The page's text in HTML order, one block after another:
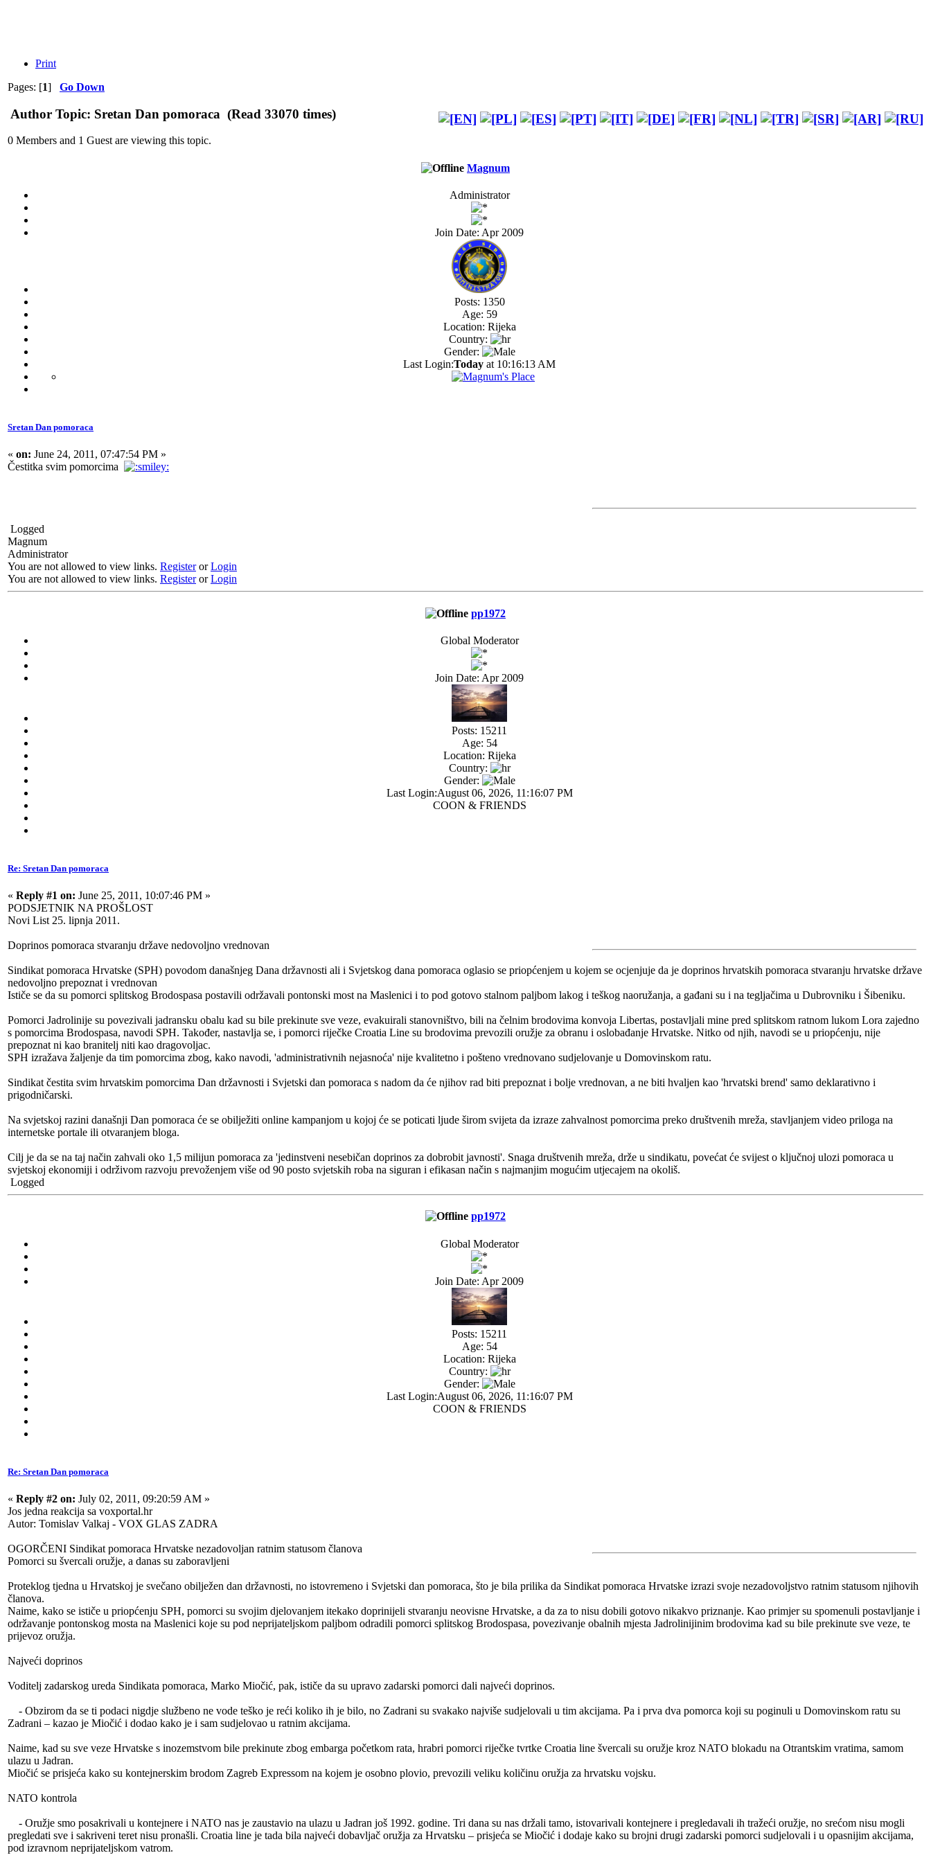
Print
Pages: [1] Go Down
Author Topic: Sretan Dan pomoraca (Read 33070 times)
0 Members and 1 Guest are viewing this topic.
Magnum
Administrator
Join Date: Apr 2009
Posts: 1350
Age: 59
Location: Rijeka
Country:
Gender:
Last Login:Today at 10:16:13 AM
Sretan Dan pomoraca
« on: June 24, 2011, 07:47:54 PM »
Čestitka svim pomorcima
Logged
Magnum
Administrator
You are not allowed to view links. RegisterorLogin
You are not allowed to view links. RegisterorLogin
pp1972
Global Moderator
Join Date: Apr 2009
Posts: 15211
Age: 54
Location: Rijeka
Country:
Gender:
Last Login:August 06, 2026, 11:16:07 PM
COON & FRIENDS
Re: Sretan Dan pomoraca
« Reply #1 on: June 25, 2011, 10:07:46 PM »
PODSJETNIK NA PROŠLOST
Novi List 25. lipnja 2011.
Doprinos pomoraca stvaranju države nedovoljno vrednovan
Sindikat pomoraca Hrvatske (SPH) povodom današnjeg Dana državnosti ali i Svjetskog dana pomoraca oglasio se priopćenjem u kojem se ocjenjuje da je doprinos hrvatskih pomoraca stvaranju hrvatske države
nedovoljno prepoznat i vrednovan
Ističe se da su pomorci splitskog Brodospasa postavili održavali pontonski most na Maslenici i to pod gotovo stalnom paljbom lakog i teškog naoružanja, a gađani su i na tegljačima u Dubrovniku i Šibeniku.
Pomorci Jadrolinije su povezivali jadransku obalu kad su bile prekinute sve veze, evakuirali stanovništvo, bili na čelnim brodovima konvoja Libertas, postavljali mine pred splitskom ratnom lukom Lora zajedno
s pomorcima Brodospasa, navodi SPH. Također, nastavlja se, i pomorci riječke Croatia Line su brodovima prevozili oružje za obranu i oslobađanje Hrvatske. Nitko od njih, navodi se u priopćenju, nije
prepoznat ni kao branitelj niti kao dragovoljac.
SPH izražava žaljenje da tim pomorcima zbog, kako navodi, 'administrativnih nejasnoća' nije kvalitetno i pošteno vrednovano sudjelovanje u Domovinskom ratu.
Sindikat čestita svim hrvatskim pomorcima Dan državnosti i Svjetski dan pomoraca s nadom da će njihov rad biti prepoznat i bolje vrednovan, a ne biti hvaljen kao 'hrvatski brend' samo deklarativno i
prigodničarski.
Na svjetskoj razini današnji Dan pomoraca će se obilježiti online kampanjom u kojoj će se poticati ljude širom svijeta da izraze zahvalnost pomorcima preko društvenih mreža, stavljanjem video priloga na
internetske portale ili otvaranjem bloga.
Cilj je da se na taj način zahvali oko 1,5 milijun pomoraca za 'jedinstveni nesebičan doprinos za dobrobit javnosti'. Snaga društvenih mreža, drže u sindikatu, povećat će svijest o ključnoj ulozi pomoraca u
svjetskoj ekonomiji i održivom razvoju prevoženjem više od 90 posto svjetskih roba na siguran i efikasan način s najmanjim mogućim utjecajem na okoliš.
Logged
pp1972
Global Moderator
Join Date: Apr 2009
Posts: 15211
Age: 54
Location: Rijeka
Country:
Gender:
Last Login:August 06, 2026, 11:16:07 PM
COON & FRIENDS
Re: Sretan Dan pomoraca
« Reply #2 on: July 02, 2011, 09:20:59 AM »
Jos jedna reakcija sa voxportal.hr
Autor: Tomislav Valkaj - VOX GLAS ZADRA
OGORČENI Sindikat pomoraca Hrvatske nezadovoljan ratnim statusom članova
Pomorci su švercali oružje, a danas su zaboravljeni
Proteklog tjedna u Hrvatskoj je svečano obilježen dan državnosti, no istovremeno i Svjetski dan pomoraca, što je bila prilika da Sindikat pomoraca Hrvatske izrazi svoje nezadovoljstvo ratnim statusom njihovih
članova.
Naime, kako se ističe u priopćenju SPH, pomorci su svojim djelovanjem itekako doprinijeli stvaranju neovisne Hrvatske, a da za to nisu dobili gotovo nikakvo priznanje. Kao primjer su spomenuli postavljanje i
održavanje pontonskog mosta na Maslenici koje su pod neprijateljskom paljbom odradili pomorci splitskog Brodospasa, povezivanje obalnih mjesta Jadrolinijinim brodovima kad su bile prekinute sve veze, te
prijevoz oružja.
Najveći doprinos
Voditelj zadarskog ureda Sindikata pomoraca, Marko Miočić, pak, ističe da su upravo zadarski pomorci dali najveći doprinos.
- Obzirom da se ti podaci nigdje službeno ne vode teško je reći koliko ih je bilo, no Zadrani su svakako najviše sudjelovali u tim akcijama. Pa i prva dva pomorca koji su poginuli u Domovinskom ratu su
Zadrani – kazao je Miočić i dodao kako je i sam sudjelovao u ratnim akcijama.
Naime, kad su sve veze Hrvatske s inozemstvom bile prekinute zbog embarga početkom rata, hrabri pomorci riječke tvrtke Croatia line švercali su oružje kroz NATO blokadu na Otrantskim vratima, samom
ulazu u Jadran.
Miočić se prisjeća kako su kontejnerskim brodom Zagreb Expressom na kojem je osobno plovio, prevozili veliku količinu oružja za hrvatsku vojsku.
NATO kontrola
- Oružje smo posakrivali u kontejnere i NATO nas je zaustavio na ulazu u Jadran još 1992. godine. Tri dana su nas držali tamo, istovarivali kontejnere i pregledavali ih tražeći oružje, no srećom nisu mogli
pregledati sve i sakriveni teret nisu pronašli. Croatia line je tada bila najveći dobavljač oružja za Hrvatsku – prisjeća se Miočić i dodaje kako su brojni drugi zadarski pomorci sudjelovali i u opasnijim akcijama,
pod izravnom neprijateljskom vatrom.